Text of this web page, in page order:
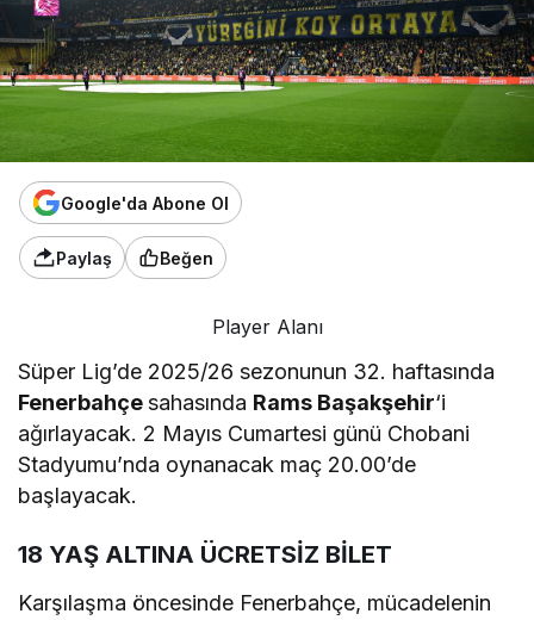
Google'da Abone Ol
Paylaş Beğen
Player Alanı
Süper Lig’de 2025/26 sezonunun 32. haftasında
Fenerbahçesahasında Rams Başakşehir‘i
ağırlayacak. 2 Mayıs Cumartesi günü Chobani
Stadyumu’nda oynanacak maç 20.00’de
başlayacak.
18 YAŞ ALTINA ÜCRETSİZ BİLET
Karşılaşma öncesinde Fenerbahçe, mücadelenin